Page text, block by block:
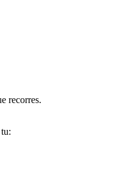
recorres.